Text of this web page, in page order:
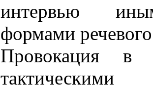
интервью
формами
Провокация в
тактическими